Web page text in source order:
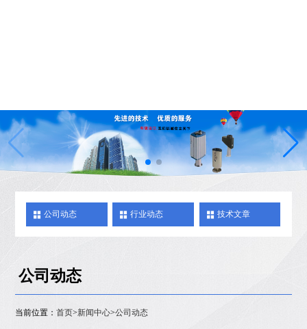
公司动态 行业动态 技术文章
公司动态
当前位置：首页>新闻中心>公司动态